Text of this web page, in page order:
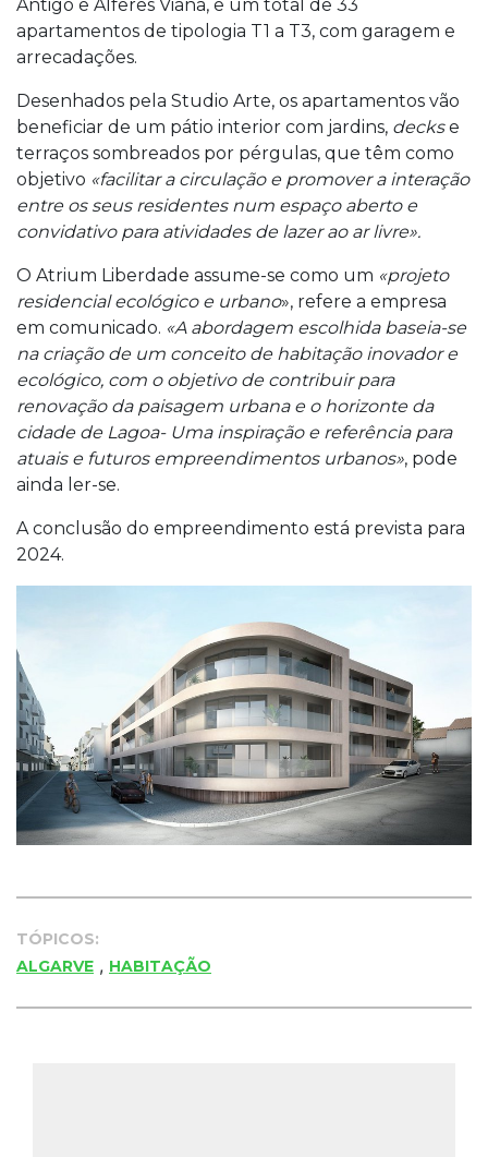
Antigo e Alferes Viana, e um total de 33
apartamentos de tipologia T1 a T3, com garagem e
arrecadações.
Desenhados pela Studio Arte, os apartamentos vão
beneficiar de um pátio interior com jardins, deckse
terraços sombreados por pérgulas, que têm como
objetivo «facilitar a circulação e promover a interação
entre os seus residentes num espaço aberto e
convidativo para atividades de lazer ao ar livre».
O Atrium Liberdade assume-se como um «projeto
residencial ecológico e urbano», refere a empresa
em comunicado. «A abordagem escolhida baseia-se
na criação de um conceito de habitação inovador e
ecológico, com o objetivo de contribuir para
renovação da paisagem urbana e o horizonte da
cidade de Lagoa- Uma inspiração e referência para
atuais e futuros empreendimentos urbanos», pode
ainda ler-se.
A conclusão do empreendimento está prevista para
2024.
TÓPICOS:
ALGARVE , HABITAÇÃO